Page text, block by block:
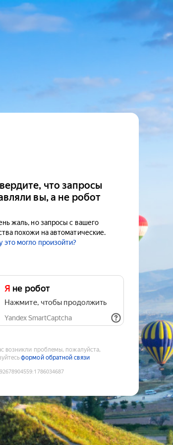
что запросы
вы, а не робот
жаль, но запросы с вашего
похожи на автоматические.
это могло произойти?
Я не робот
Нажмите, чтобы продолжить
Yandex SmartCaptcha
возникли проблемы, пожалуйста,
формой обратной связи
:1786034687